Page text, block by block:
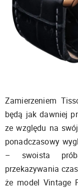
Zamierzeniem
będą jak dawniej
ze względu na
ponadczasowy
– swoista
przekazywania
że model Vintage